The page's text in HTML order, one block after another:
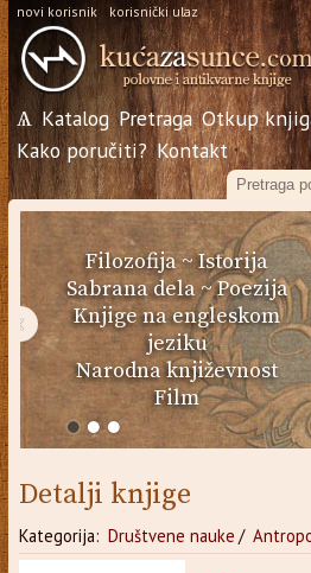
novi korisnik korisnički ulaz
Ѧ Katalog Pretraga Otkup
Kako poručiti? Kontakt
Filozofija~Istorija
Sabrana dela~Poezija
Knjige na engleskom
jeziku
Narodna književnost
Film
‹
Detalji knjige
Kategorija: Društvene nauke /